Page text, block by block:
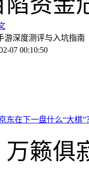
游深度测评与入坑指南
07 00:10:50
万籁俱